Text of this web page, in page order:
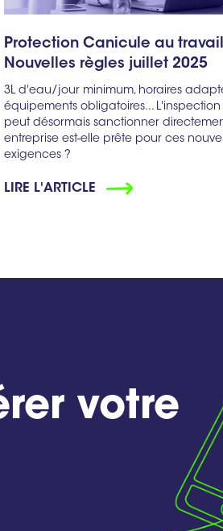
Protection Canicule au
Nouvelles règles juillet 2025
3L d'eau/jour minimum, horaires
équipements obligatoires...
peut désormais sanctionner
entreprise est-elle prête pour ces
exigences ?
LIRE L'ARTICLE
votre